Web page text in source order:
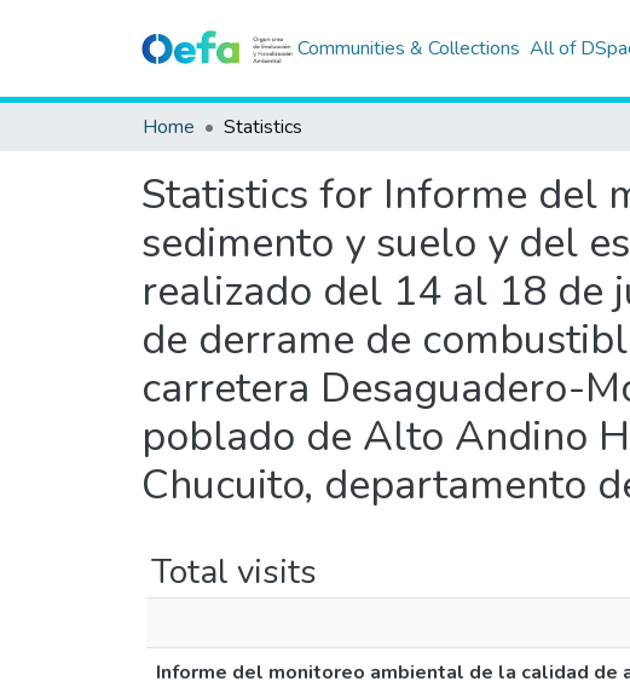
Communities & Collections All of
Home Statistics
Statistics for Informe del
sedimento y suelo y del
realizado del 14 al 18 de
de derrame de
carretera Desaguadero-
poblado de Alto Andino
Chucuito, departamento
Total visits
Informe del monitoreo ambiental de la calidad